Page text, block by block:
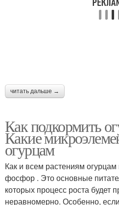
читать дальше →
Как подкормить
Какие
огурцам
Как и всем растениям
фосфор . Это основные
которых процесс роста будет
неравномерно. Особенно,